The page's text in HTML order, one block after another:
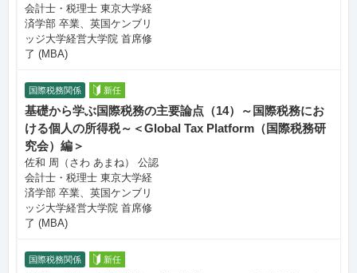
会計士・税理士 東京大学経
済学部 卒業、英国ケンブリ
ッジ大学経営大学院 首席修
了 (MBA)
国際税務関係 新任
基礎から学ぶ国際税務の主要論点（14）～国際税務にお
ける個人の所得税～＜Global Tax Platform（国際税務研
究会）編＞
佐和 周（さわ あまね） 公認
会計士・税理士 東京大学経
済学部 卒業、英国ケンブリ
ッジ大学経営大学院 首席修
了 (MBA)
国際税務関係 新任